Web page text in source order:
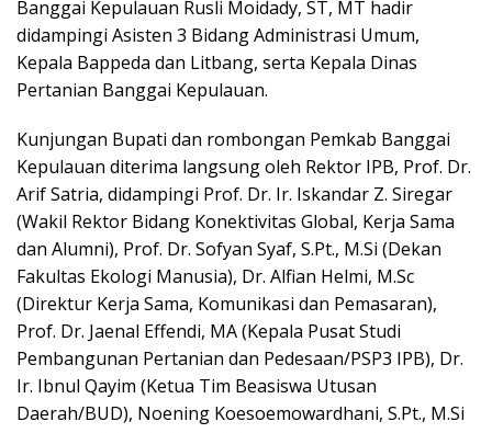
Banggai Kepulauan Rusli Moidady, ST, MT hadir
didampingi Asisten 3 Bidang Administrasi Umum,
Kepala Bappeda dan Litbang, serta Kepala Dinas
Pertanian Banggai Kepulauan.
Kunjungan Bupati dan rombongan Pemkab Banggai
Kepulauan diterima langsung oleh Rektor IPB, Prof. Dr.
Arif Satria, didampingi Prof. Dr. Ir. Iskandar Z. Siregar
(Wakil Rektor Bidang Konektivitas Global, Kerja Sama
dan Alumni), Prof. Dr. Sofyan Syaf, S.Pt., M.Si (Dekan
Fakultas Ekologi Manusia), Dr. Alfian Helmi, M.Sc
(Direktur Kerja Sama, Komunikasi dan Pemasaran),
Prof. Dr. Jaenal Effendi, MA (Kepala Pusat Studi
Pembangunan Pertanian dan Pedesaan/PSP3 IPB), Dr.
Ir. Ibnul Qayim (Ketua Tim Beasiswa Utusan
Daerah/BUD), Noening Koesoemowardhani, S.Pt., M.Si